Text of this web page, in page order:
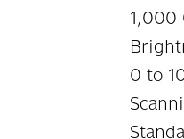
0 to